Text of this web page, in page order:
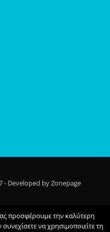
Developed by Zonepage
προσφέρουμε την καλύτερη
να χρησιμοποιείτε τη